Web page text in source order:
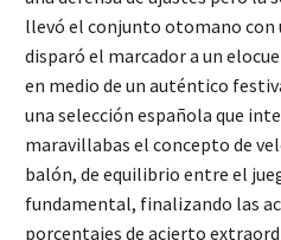
llevó el conjunto otomano con
disparó el marcador a un
en medio de un auténtico
una selección española que
maravillabas el concepto de
balón, de equilibrio entre el
fundamental, finalizando las
porcentajes de acierto